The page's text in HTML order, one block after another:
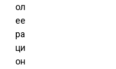
ол
ее
ра
ци
он